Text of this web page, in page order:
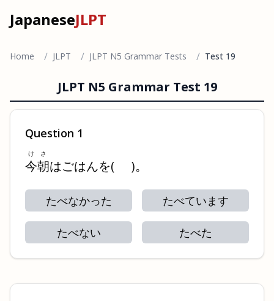
JapaneseJLPT
Home / JLPT / JLPT N5 Grammar Tests / Test 19
JLPT N5 Grammar Test 19
Question 1
今朝
けさ
はごはんを( )。
たべなかった たべています
たべない たべた